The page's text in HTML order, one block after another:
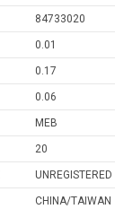
84733020
0.01
0.17
0.06
MEB
20
CHINA/TAIWAN